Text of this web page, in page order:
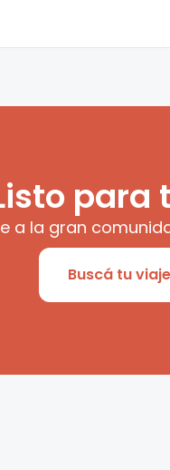
para
a la gran
Buscá tu viaje